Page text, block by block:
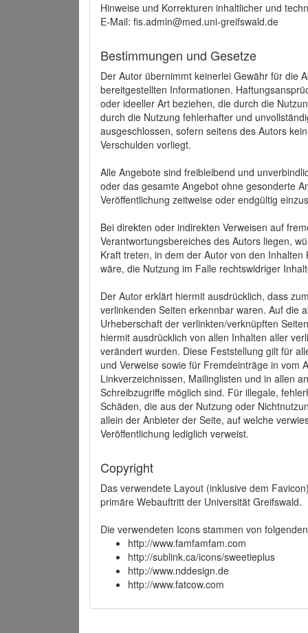
Hinweise und Korrekturen inhaltlicher und
E-Mail: fis.admin@med.uni-greifswald.de
Bestimmungen und Gesetze
Der Autor übernimmt keinerlei Gewähr für die
bereitgestellten Informationen.
oder ideeller Art beziehen, die durch die
durch die Nutzung fehlerhafter und
ausgeschlossen, sofern seitens des Autors
Verschulden vorliegt.
Alle Angebote sind freibleibend und
oder das gesamte Angebot ohne gesonderte
Veröffentlichung zeitweise oder endgültig
Bei direkten oder indirekten Verweisen auf
Verantwortungsbereiches des Autors liegen,
Kraft treten, in dem der Autor von den
wäre, die Nutzung im Falle rechtswidriger
Der Autor erklärt hiermit ausdrücklich, dass
verlinkenden Seiten erkennbar waren. Auf die
Urheberschaft der verlinkten/verknüpften
hiermit ausdrücklich von allen Inhalten aller
verändert wurden. Diese Feststellung gilt für
und Verweise sowie für Fremdeinträge in vom
Linkverzeichnissen, Mailinglisten und in allen
Schreibzugriffe möglich sind. Für illegale,
Schäden, die aus der Nutzung oder
allein der Anbieter der Seite, auf welche
Veröffentlichung lediglich verweist.
Copyright
Das verwendete Layout (inklusive dem
primäre Webauftritt der Universität Greifswald.
Die verwendeten Icons stammen von
http://www.famfamfam.com
http://sublink.ca/icons/sweetieplus
http://www.nddesign.de
http://www.fatcow.com